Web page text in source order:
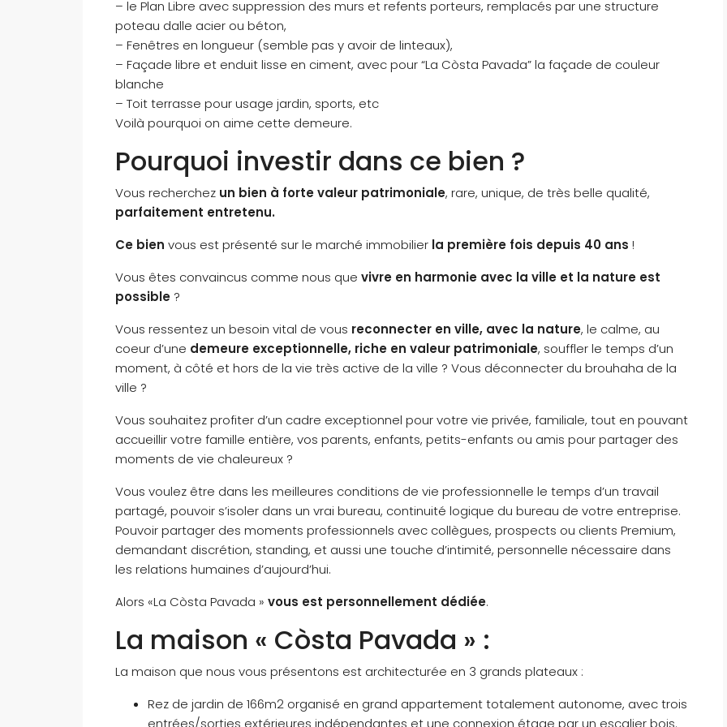
– le Plan Libre avec suppression des murs et refents porteurs, remplacés par une structure
poteau dalle acier ou béton,
– Fenêtres en longueur (semble pas y avoir de linteaux),
– Façade libre et enduit lisse en ciment, avec pour “La Còsta Pavada” la façade de couleur
blanche
– Toit terrasse pour usage jardin, sports, etc
Voilà pourquoi on aime cette demeure.
Pourquoi investir dans ce bien ?
Vous recherchez un bien à forte valeur patrimoniale, rare, unique, de très belle qualité,
parfaitement entretenu.
Ce bien vous est présenté sur le marché immobilier la première fois depuis 40 ans !
Vous êtes convaincus comme nous que vivre en harmonie avec la ville et la nature est
possible ?
Vous ressentez un besoin vital de vous reconnecter en ville, avec la nature, le calme, au
coeur d’une demeure exceptionnelle, riche en valeur patrimoniale, souffler le temps d’un
moment, à côté et hors de la vie très active de la ville ? Vous déconnecter du brouhaha de la
ville ?
Vous souhaitez profiter d’un cadre exceptionnel pour votre vie privée, familiale, tout en pouvant
accueillir votre famille entière, vos parents, enfants, petits-enfants ou amis pour partager des
moments de vie chaleureux ?
Vous voulez être dans les meilleures conditions de vie professionnelle le temps d’un travail
partagé, pouvoir s’isoler dans un vrai bureau, continuité logique du bureau de votre entreprise.
Pouvoir partager des moments professionnels avec collègues, prospects ou clients Premium,
demandant discrétion, standing, et aussi une touche d’intimité, personnelle nécessaire dans
les relations humaines d’aujourd’hui.
Alors «La Còsta Pavada » vous est personnellement dédiée.
La maison « Còsta Pavada » :
La maison que nous vous présentons est architecturée en 3 grands plateaux :
Rez de jardin de 166m2 organisé en grand appartement totalement autonome, avec trois
entrées/sorties extérieures indépendantes et une connexion étage par un escalier bois.